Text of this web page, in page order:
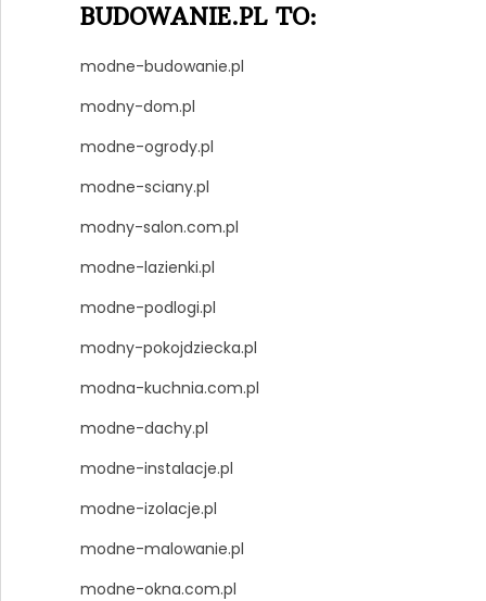
BUDOWANIE.PL TO:
modne-budowanie.pl
modny-dom.pl
modne-ogrody.pl
modne-sciany.pl
modny-salon.com.pl
modne-lazienki.pl
modne-podlogi.pl
modny-pokojdziecka.pl
modna-kuchnia.com.pl
modne-dachy.pl
modne-instalacje.pl
modne-izolacje.pl
modne-malowanie.pl
modne-okna.com.pl